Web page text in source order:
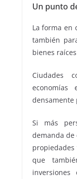
Un punto
La forma en
también
bienes
Ciudades
economías
densamente
Si más
demanda de
que